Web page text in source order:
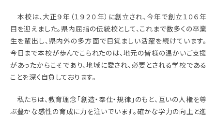
本校は、大正９年（１９２０年）に創立され、今年で創立１０６年
目を迎えました。県内屈指の伝統校として、これまで数多くの卒業
生を輩出し、県内外の多方面で目覚ましい活躍を続けています。
今日まで本校が歩んでこられたのは、地元の皆様の温かいご支援
があったからこそであり、地域に愛され、必要とされる学校である
ことを深く自負しております。
私たちは、教育理念「創造・奉仕・規律」のもと、互いの人権を尊
ぶ豊かな感性の育成に力を注いでいます。確かな学力の向上と進